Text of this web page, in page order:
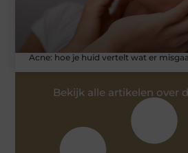
Acne: hoe je huid vertelt wat er
Bekijk alle artikelen over